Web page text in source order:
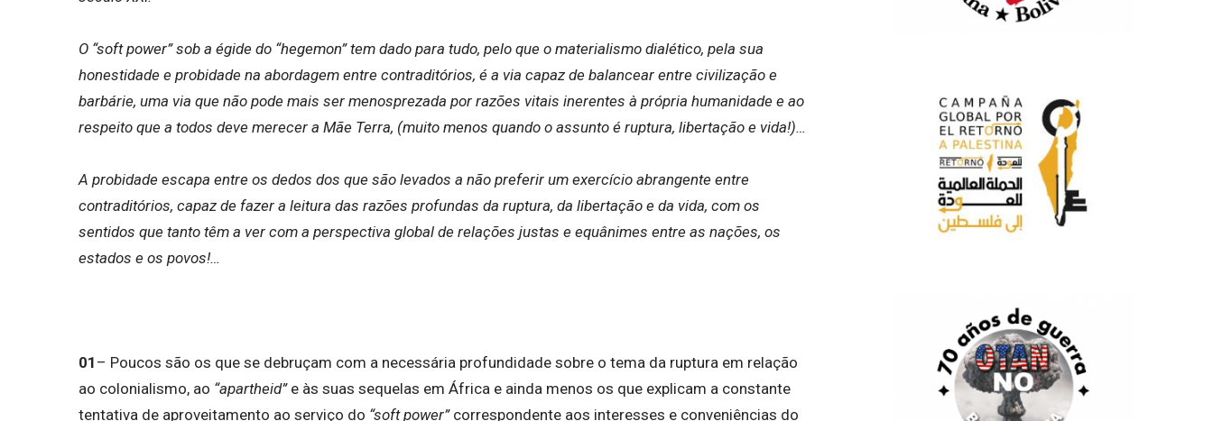
O “soft power” sob a égide do “hegemon” tem dado para tudo, pelo que o materialismo dialético, pela sua
honestidade e probidade na abordagem entre contraditórios, é a via capaz de balancear entre civilização e
barbárie, uma via que não pode mais ser menosprezada por razões vitais inerentes à própria humanidade e ao
respeito que a todos deve merecer a Mãe Terra, (muito menos quando o assunto é ruptura, libertação e vida!)…
A probidade escapa entre os dedos dos que são levados a não preferir um exercício abrangente entre
contraditórios, capaz de fazer a leitura das razões profundas da ruptura, da libertação e da vida, com os
sentidos que tanto têm a ver com a perspectiva global de relações justas e equânimes entre as nações, os
estados e os povos!…
01 – Poucos são os que se debruçam com a necessária profundidade sobre o tema da ruptura em relação
ao colonialismo, ao “apartheid”e às suas sequelas em África e ainda menos os que explicam a constante
tentativa de aproveitamento ao serviço do “soft power”correspondente aos interesses e conveniências do